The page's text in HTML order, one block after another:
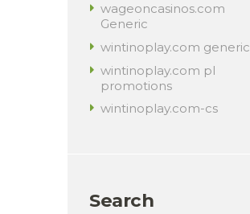
wageoncasinos.com
Generic
wintinoplay.com generic
wintinoplay.com pl
promotions
wintinoplay.com-cs
Search